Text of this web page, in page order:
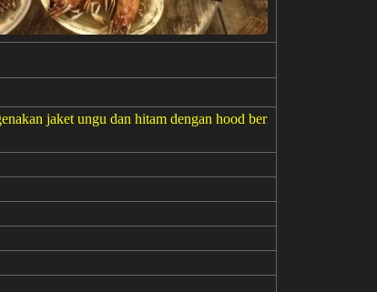
jaket ungu dan hitam dengan hood ber